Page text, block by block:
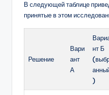
В следующей таблице
принятые в этом
Решение
Вари
ант
А
нт Б
)